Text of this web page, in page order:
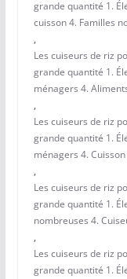
grande quantité 1.
cuisson 4. Familles
,
Les cuiseurs de riz
grande quantité 1.
ménagers 4.
,
Les cuiseurs de riz
grande quantité 1.
ménagers 4.
,
Les cuiseurs de riz
grande quantité 1.
nombreuses 4.
,
Les cuiseurs de riz
grande quantité 1.